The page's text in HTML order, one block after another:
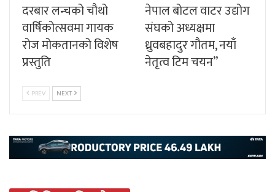
दरबार लन्चको चौथो
वार्षिकोत्सवमा गायक
रोज मोकतानको विशेष
प्रस्तुति
नेपाल बोटल वाटर उद्योग
संघको अध्यक्षमा
ध्रुवबहादुर गौतम, नयाँ
नेतृत्व टिम चयन”
PREV NEXT